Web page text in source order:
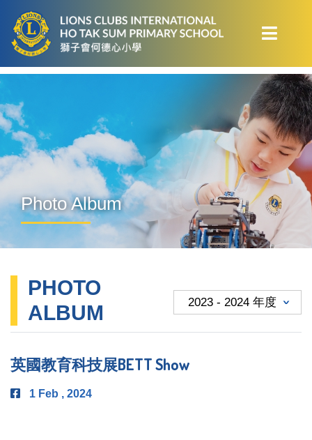
Photo Album
PHOTO
ALBUM
英國教育科技展BETT Show
1 Feb , 2024